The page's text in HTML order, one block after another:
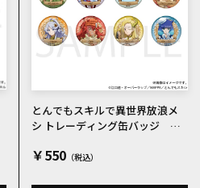
とんでもスキルで異世界放浪メ
シ トレーディング缶バッジ 全8
￥550